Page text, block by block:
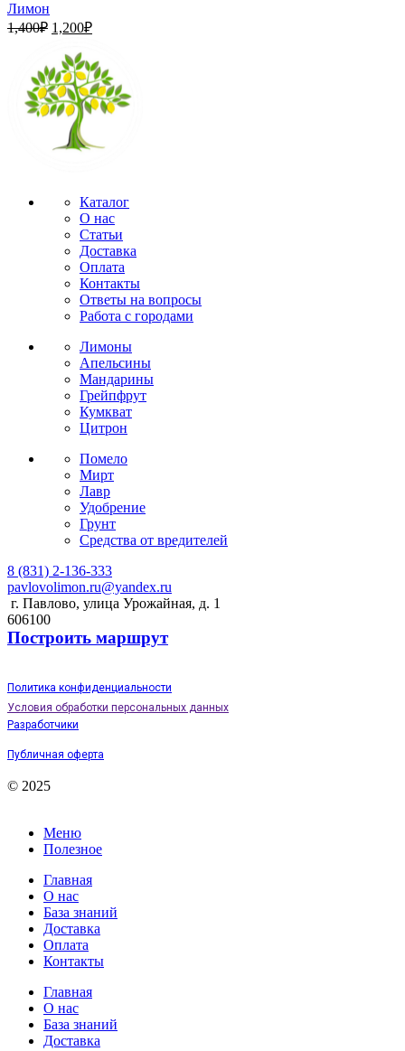
Лимон
1,400₽ Первоначальная
составляла
1,400₽.
1,200₽Текущая
1,200₽.
Каталог
О нас
Статьи
Доставка
Оплата
Контакты
Ответы на вопросы
Работа с городами
Лимоны
Апельсины
Мандарины
Грейпфрут
Кумкват
Цитрон
Помело
Мирт
Лавр
Удобрение
Грунт
Средства от вредителей
8 (831) 2-136-333
pavlovolimon.ru@yandex.ru
г. Павлово, улица Урожайная, д. 1
606100
Построить маршрут
Политика конфиденциальности
Условия обработки персональных данных
Разработчики
Публичная оферта
© 2025
Меню
Полезное
Главная
О нас
База знаний
Доставка
Оплата
Контакты
Главная
О нас
База знаний
Доставка